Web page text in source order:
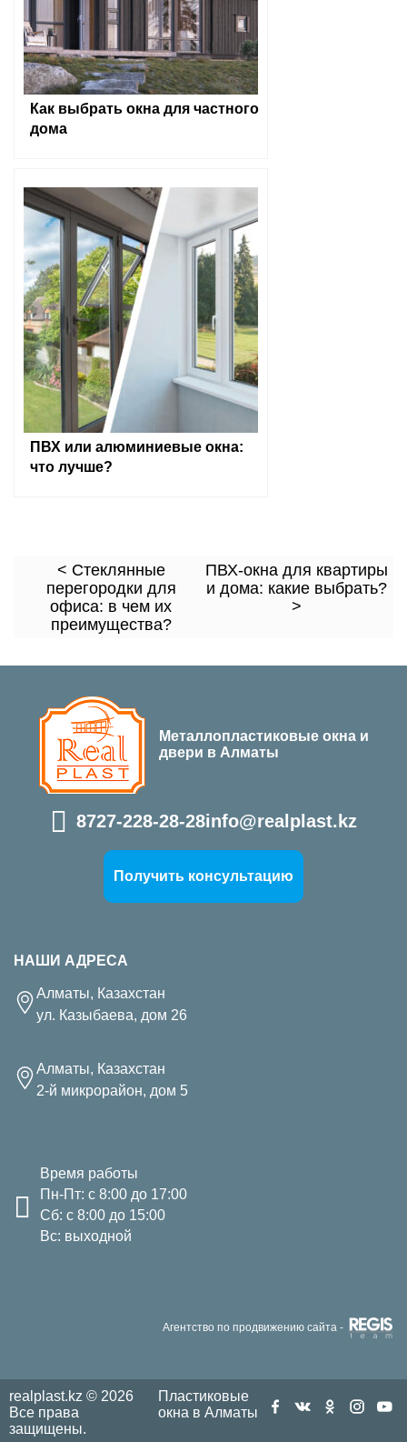
Как выбрать окна для частного
дома
ПВХ или алюминиевые окна:
что лучше?
< Стеклянные
перегородки для
офиса: в чем их
преимущества?
ПВХ-окна для квартиры
и дома: какие выбрать?
>
Металлопластиковые окна и
двери в Алматы
8727-228-28-28info@realplast.kz
Получить консультацию
НАШИ АДРЕСА
Алматы, Казахстан
ул. Казыбаева, дом 26
Алматы, Казахстан
2-й микрорайон, дом 5
Время работы
Пн-Пт: с 8:00 до 17:00
Сб: с 8:00 до 15:00
Вс: выходной
Агентство по продвижению сайта -
realplast.kz © 2026
Все права
защищены.
Пластиковые
окна в Алматы